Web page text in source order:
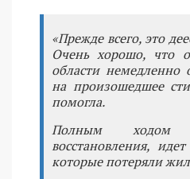
«Прежде всего, это
Очень хорошо, что
области немедленно
на произошедшее
помогла.
Полным ходом
восстановления,
которые потеряли